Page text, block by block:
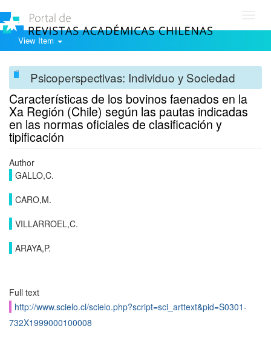
View Item
Psicoperspectivas: Individuo y Sociedad
Características de los bovinos faenados en la
Xa Región (Chile) según las pautas indicadas
en las normas oficiales de clasificación y
tipificación
Author
GALLO,C.
CARO,M.
VILLARROEL,C.
ARAYA,P.
Full text
http://www.scielo.cl/scielo.php?script=sci_arttext&pid=S0301-
732X1999000100008